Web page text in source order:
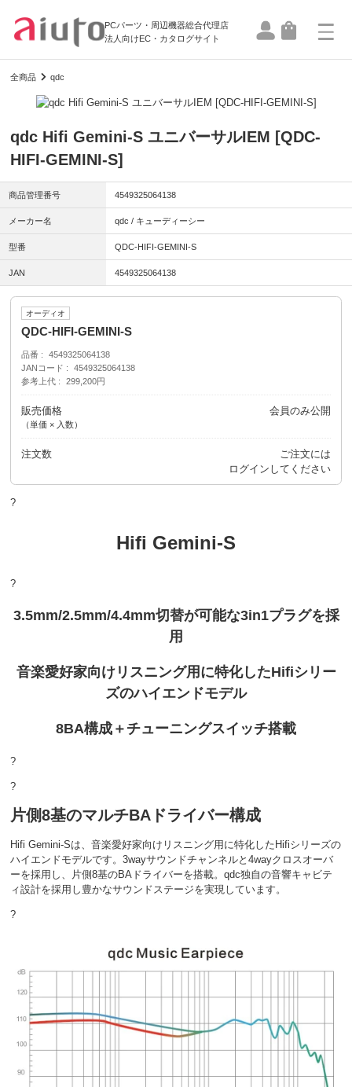
PCパーツ・周辺機器総合代理店
法人向けEC・カタログサイト
全商品 qdc
qdc Hifi Gemini-S ユニバーサルIEM [QDC-
HIFI-GEMINI-S]
商品管理番号 4549325064138
メーカー名 qdc / キューディーシー
型番 QDC-HIFI-GEMINI-S
JAN 4549325064138
オーディオ
QDC-HIFI-GEMINI-S
品番
4549325064138
JANコード
4549325064138
参考上代
299,200円
販売価格
（単価 × 入数）
会員のみ公開
注文数
ご注文には
ログイン してください
?
Hifi Gemini-S
?
3.5mm/2.5mm/4.4mm切替が可能な3in1プラグを採
用
音楽愛好家向けリスニング用に特化したHifiシリー
ズのハイエンドモデル
8BA構成＋チューニングスイッチ搭載
?
?
片側8基のマルチBAドライバー構成
Hifi Gemini-Sは、音楽愛好家向けリスニング用に特化したHifiシリーズの
ハイエンドモデルです。3wayサウンドチャンネルと4wayクロスオーバ
ーを採用し、片側8基のBAドライバーを搭載。qdc独自の音響キャビテ
ィ設計を採用し豊かなサウンドステージを実現しています。
?